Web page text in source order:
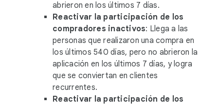
abrieron en los últimos 7 días.
Reactivar la participación de los
compradores inactivos: Llega a las
personas que realizaron una compra en
los últimos 540 días, pero no abrieron la
aplicación en los últimos 7 días, y logra
que se conviertan en clientes
recurrentes.
Reactivar la participación de los